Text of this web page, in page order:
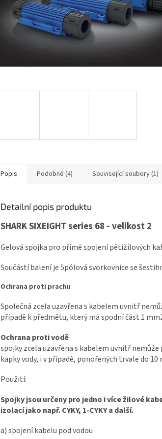
Popis Podobné (4) Související soubory (1)
Detailní popis produktu
SHARK SIXEIGHT series 68 - velikost 2
Gelová spojka pro přímé spojení pětižilových
Součástí balení je 5pólová svorkovnice se
Ochrana proti prachu
Společná zcela uzavřena s kabelem uvnitř
případě k předmětu, který má spodní část 1
Ochrana proti vodě
spojky zcela uzavřena s kabelem uvnitř
kapky vody, i v případě, ponořených trvale do
Použití:
Spojky jsou určeny pro jedno i více žilové
izolací jako např. CYKY, 1-CYKY a další.
a) spojení kabelu pod vodou